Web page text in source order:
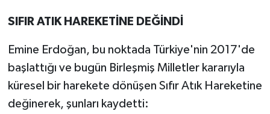
SIFIR ATIK HAREKETİNE DEĞİNDİ
Emine Erdoğan, bu noktada Türkiye'nin 2017'de
başlattığı ve bugün Birleşmiş Milletler kararıyla
küresel bir harekete dönüşen Sıfır Atık Hareketine
değinerek, şunları kaydetti: